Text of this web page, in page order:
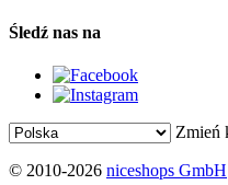
Śledź nas na
Zmień
© 2010-2026 niceshops GmbH